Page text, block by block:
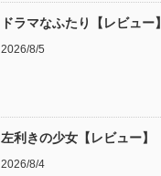
ドラマなふたり【レビュー】
2026/8/5
左利きの少女【レビュー】
2026/8/4